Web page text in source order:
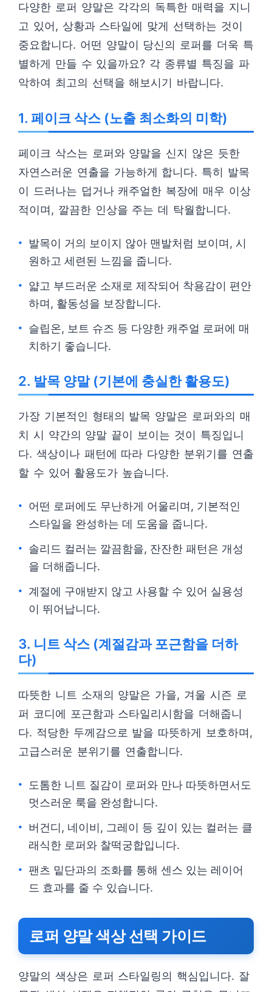
다양한 로퍼 양말은 각각의 독특한 매력을 지니
고 있어, 상황과 스타일에 맞게 선택하는 것이
중요합니다. 어떤 양말이 당신의 로퍼를 더욱 특
별하게 만들 수 있을까요? 각 종류별 특징을 파
악하여 최고의 선택을 해보시기 바랍니다.
1. 페이크 삭스 (노출 최소화의 미학)
페이크 삭스는 로퍼와 양말을 신지 않은 듯한
자연스러운 연출을 가능하게 합니다. 특히 발목
이 드러나는 덥거나 캐주얼한 복장에 매우 이상
적이며, 깔끔한 인상을 주는 데 탁월합니다.
발목이 거의 보이지 않아 맨발처럼 보이며, 시
원하고 세련된 느낌을 줍니다.
얇고 부드러운 소재로 제작되어 착용감이 편안
하며, 활동성을 보장합니다.
슬립온, 보트 슈즈 등 다양한 캐주얼 로퍼에 매
치하기 좋습니다.
2. 발목 양말 (기본에 충실한 활용도)
가장 기본적인 형태의 발목 양말은 로퍼와의 매
치 시 약간의 양말 끝이 보이는 것이 특징입니
다. 색상이나 패턴에 따라 다양한 분위기를 연출
할 수 있어 활용도가 높습니다.
어떤 로퍼에도 무난하게 어울리며, 기본적인
스타일을 완성하는 데 도움을 줍니다.
솔리드 컬러는 깔끔함을, 잔잔한 패턴은 개성
을 더해줍니다.
계절에 구애받지 않고 사용할 수 있어 실용성
이 뛰어납니다.
3. 니트 삭스 (계절감과 포근함을 더하
다)
따뜻한 니트 소재의 양말은 가을, 겨울 시즌 로
퍼 코디에 포근함과 스타일리시함을 더해줍니
다. 적당한 두께감으로 발을 따뜻하게 보호하며,
고급스러운 분위기를 연출합니다.
도톰한 니트 질감이 로퍼와 만나 따뜻하면서도
멋스러운 룩을 완성합니다.
버건디, 네이비, 그레이 등 깊이 있는 컬러는 클
래식한 로퍼와 찰떡궁합입니다.
팬츠 밑단과의 조화를 통해 센스 있는 레이어
드 효과를 줄 수 있습니다.
로퍼 양말 색상 선택 가이드
양말의 색상은 로퍼 스타일링의 핵심입니다. 잘